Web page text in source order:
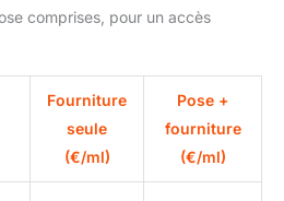
comprises, pour un accès
Fourniture
seule
(€/ml)
Pose +
fourniture
(€/ml)